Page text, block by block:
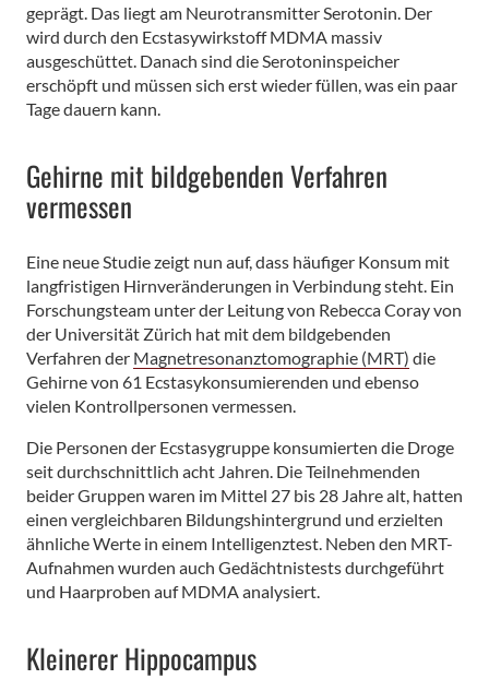
geprägt. Das liegt am Neurotransmitter Serotonin. Der
wird durch den Ecstasywirkstoff MDMA massiv
ausgeschüttet. Danach sind die Serotoninspeicher
erschöpft und müssen sich erst wieder füllen, was ein paar
Tage dauern kann.
Gehirne mit bildgebenden Verfahren
vermessen
Eine neue Studie zeigt nun auf, dass häufiger Konsum mit
langfristigen Hirnveränderungen in Verbindung steht. Ein
Forschungsteam unter der Leitung von Rebecca Coray von
der Universität Zürich hat mit dem bildgebenden
Verfahren der Magnetresonanztomographie (MRT) die
Gehirne von 61 Ecstasykonsumierenden und ebenso
vielen Kontrollpersonen vermessen.
Die Personen der Ecstasygruppe konsumierten die Droge
seit durchschnittlich acht Jahren. Die Teilnehmenden
beider Gruppen waren im Mittel 27 bis 28 Jahre alt, hatten
einen vergleichbaren Bildungshintergrund und erzielten
ähnliche Werte in einem Intelligenztest. Neben den MRT-
Aufnahmen wurden auch Gedächtnistests durchgeführt
und Haarproben auf MDMA analysiert.
Kleinerer Hippocampus